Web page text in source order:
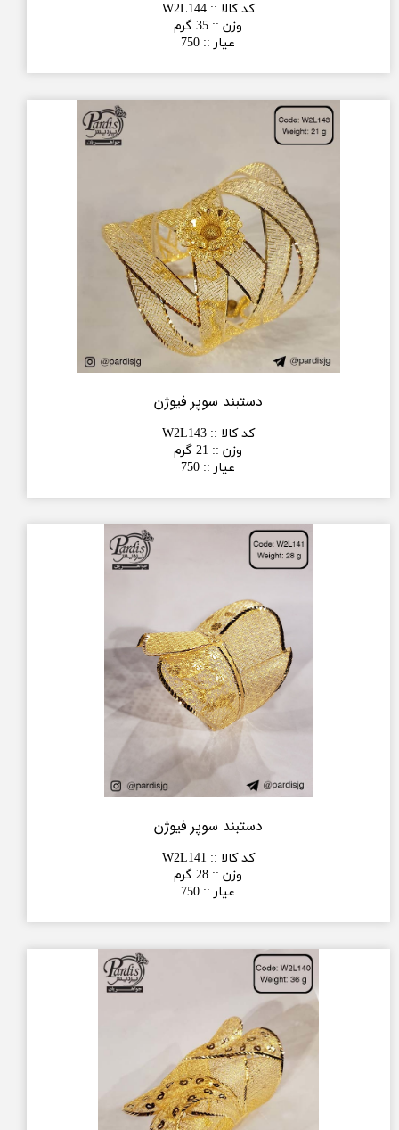
کد کالا ::
W2L144
وزن :: 35 گرم
عیار ::
750
دستبند سوپر فیوژن
کد کالا ::
W2L143
وزن :: 21 گرم
عیار ::
750
دستبند سوپر فیوژن
کد کالا ::
W2L141
وزن :: 28 گرم
عیار ::
750